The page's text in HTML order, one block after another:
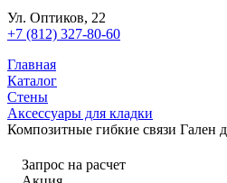
Ул. Оптиков, 22
+7 (812) 327-80-60
Главная
Каталог
Стены
Аксессуары для кладки
Композитные гибкие связи Гален
Запрос на расчет